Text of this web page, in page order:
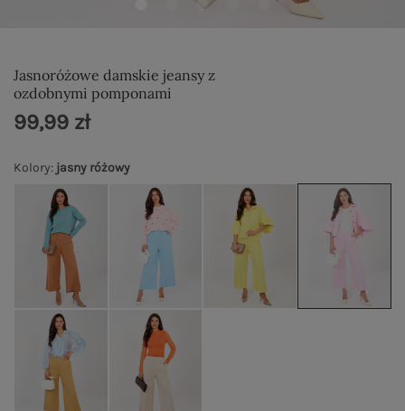
Jasnoróżowe damskie jeansy z
ozdobnymi pomponami
Kolory: jasny różowy
99,99 zł